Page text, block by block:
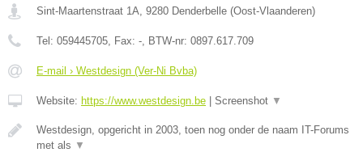
Sint-Maartenstraat 1A 9280 Denderbelle (Oost-Vlaanderen)
Tel: 059445705 , Fax: - , BTW-nr: 0897.617.709
E-mail › Westdesign (Ver-Ni Bvba)
Website: https://www.westdesign.be Screenshot ▼
Westdesign, opgericht in 2003, toen nog onder de naam IT-Forums
met als ▼